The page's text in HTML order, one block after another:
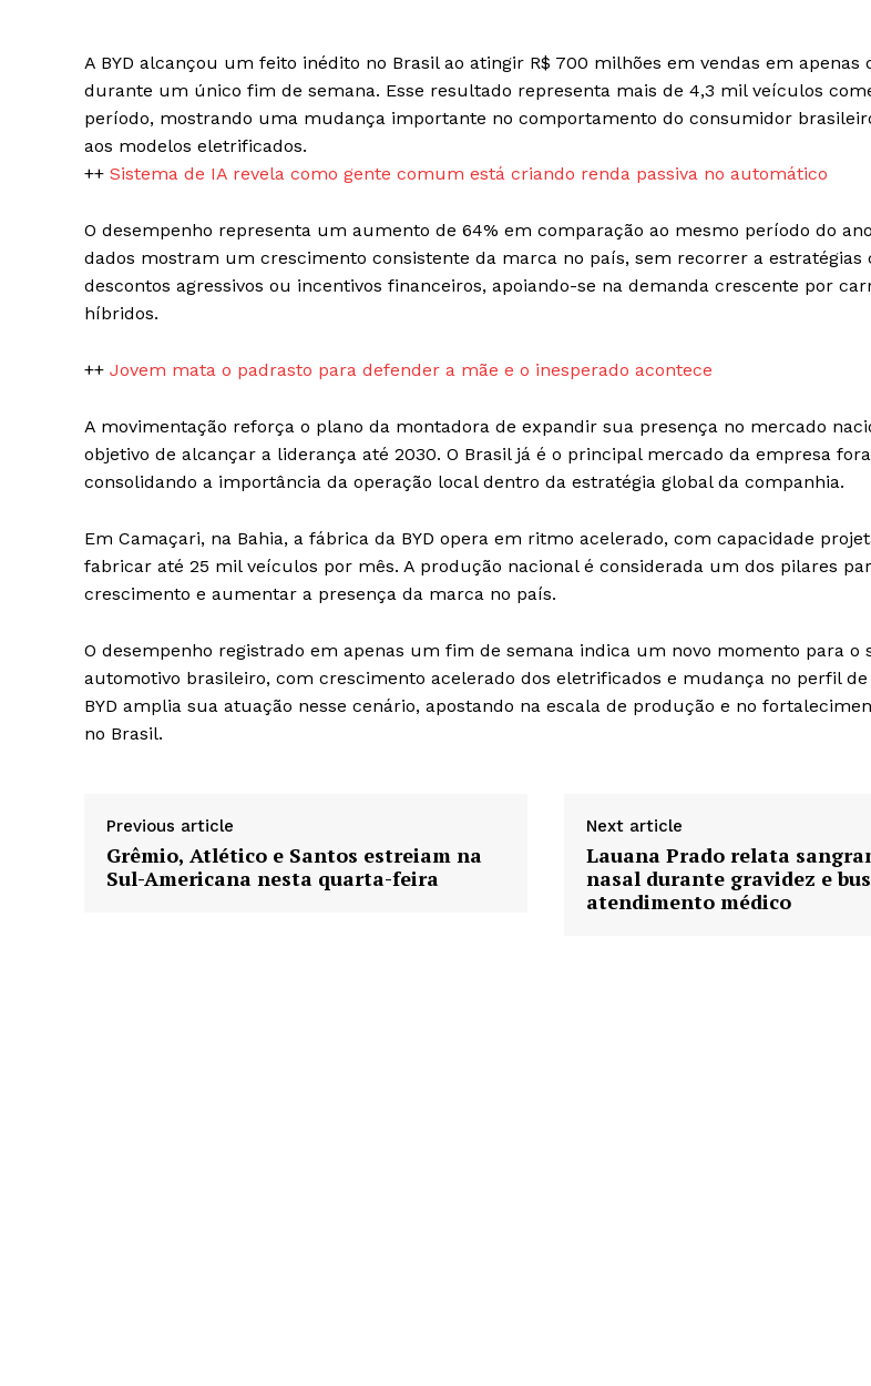
SAIBA MAIS
A BYD alcançou um feito inédito no Brasil ao atingir R$ 700 milhões em vendas em apenas
durante um único fim de semana. Esse resultado representa mais de 4,3 mil veículos
período, mostrando uma mudança importante no comportamento do consumidor
aos modelos eletrificados.
++ Sistema de IA revela como gente comum está criando renda passiva no automático
O desempenho representa um aumento de 64% em comparação ao mesmo período do
dados mostram um crescimento consistente da marca no país, sem recorrer a estratégias
descontos agressivos ou incentivos financeiros, apoiando-se na demanda crescente por
híbridos.
++ Jovem mata o padrasto para defender a mãe e o inesperado acontece
A movimentação reforça o plano da montadora de expandir sua presença no mercado
objetivo de alcançar a liderança até 2030. O Brasil já é o principal mercado da empresa
consolidando a importância da operação local dentro da estratégia global da companhia.
Em Camaçari, na Bahia, a fábrica da BYD opera em ritmo acelerado, com capacidade
fabricar até 25 mil veículos por mês. A produção nacional é considerada um dos pilares
crescimento e aumentar a presença da marca no país.
O desempenho registrado em apenas um fim de semana indica um novo momento para o
automotivo brasileiro, com crescimento acelerado dos eletrificados e mudança no perfil de
BYD amplia sua atuação nesse cenário, apostando na escala de produção e no
no Brasil.
Previous article
Grêmio, Atlético e Santos estreiam na
Sul-Americana nesta quarta-feira
Next article
Lauana Prado relata
nasal durante gravidez e
atendimento médico